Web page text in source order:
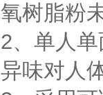
氧树脂粉未
2、单
异味对人体